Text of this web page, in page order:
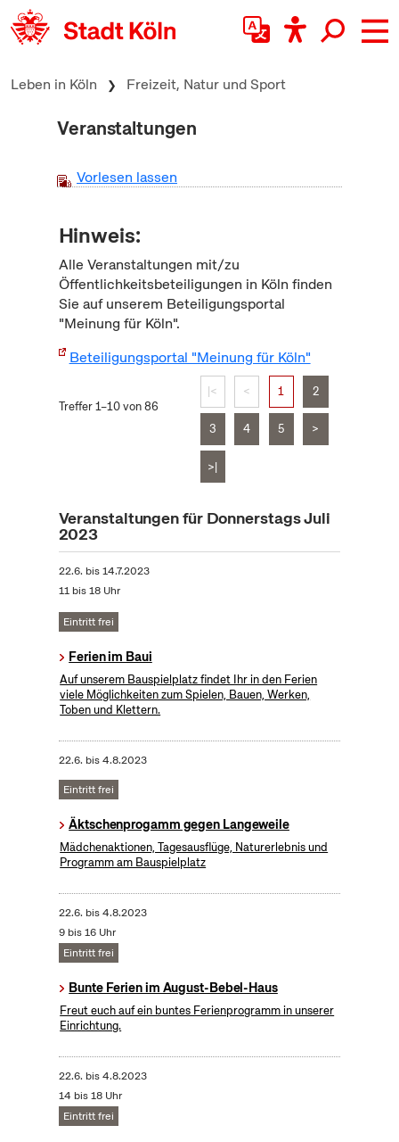
zum Inhalt springen
Leben in Köln Freizeit, Natur und Sport
Veranstaltungen
Vorlesen lassen
Hinweis:
Alle Veranstaltungen mit/zu
Öffentlichkeitsbeteiligungen in Köln finden
Sie auf unserem Beteiligungsportal
"Meinung für Köln".
Beteiligungsportal "Meinung für Köln"
Treffer 1–10 von 86
|< < 1 2
3 4 5 >
>|
Veranstaltungen für Donnerstags Juli
2023
22.6. bis14.7.2023
11 bis 18 Uhr
Eintritt frei
Ferien im Baui
Auf unserem Bauspielplatz findet Ihr in den Ferien
viele Möglichkeiten zum Spielen, Bauen, Werken,
Toben und Klettern.
22.6. bis4.8.2023
Eintritt frei
Äktschenprogamm gegen Langeweile
Mädchenaktionen, Tagesausflüge, Naturerlebnis und
Programm am Bauspielplatz
22.6. bis4.8.2023
9 bis 16 Uhr
Eintritt frei
Bunte Ferien im August-Bebel-Haus
Freut euch auf ein buntes Ferienprogramm in unserer
Einrichtung.
22.6. bis4.8.2023
14 bis 18 Uhr
Eintritt frei